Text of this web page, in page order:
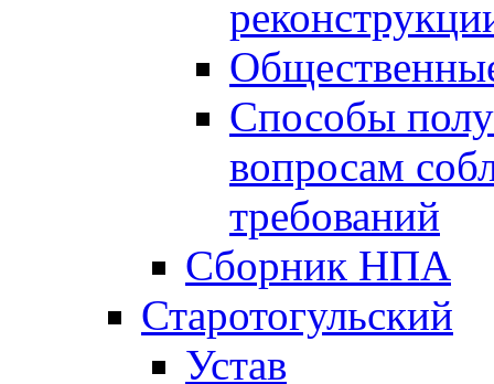
Способы
вопросам
требований
Сборник НПА
Старотогульский
Устав